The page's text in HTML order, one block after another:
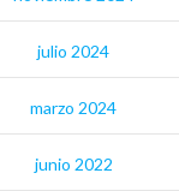
julio 2024
marzo 2024
junio 2022